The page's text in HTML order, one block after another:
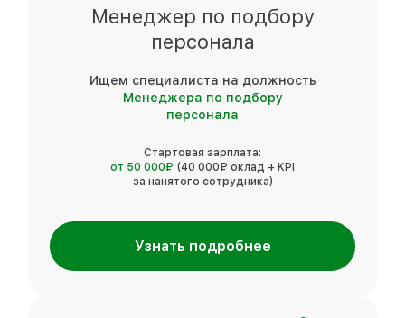
Менеджер по подбору
персонала
Ищем специалиста на должность
Менеджера по подбору
персонала
Стартовая зарплата:
от 50 000₽ (40 000₽ оклад + KPI
за нанятого сотрудника)
Узнать подробнее